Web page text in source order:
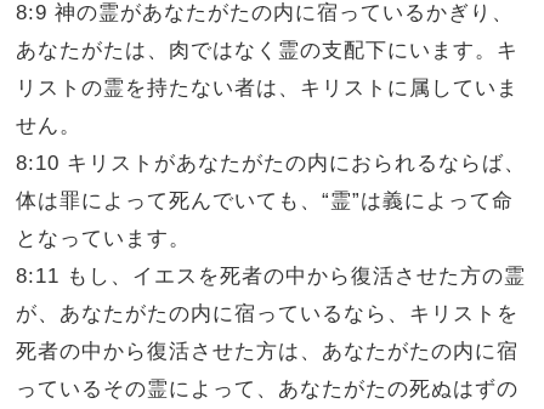
8:9 神の霊があなたがたの内に宿っているかぎり、
あなたがたは、肉ではなく霊の支配下にいます。キ
リストの霊を持たない者は、キリストに属していま
せん。
8:10 キリストがあなたがたの内におられるならば、
体は罪によって死んでいても、“霊”は義によって命
となっています。
8:11 もし、イエスを死者の中から復活させた方の霊
が、あなたがたの内に宿っているなら、キリストを
死者の中から復活させた方は、あなたがたの内に宿
っているその霊によって、あなたがたの死ぬはずの